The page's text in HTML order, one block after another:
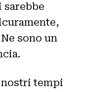
sarebbe
sono un
nostri tempi